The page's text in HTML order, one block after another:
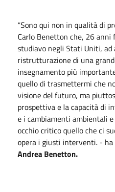
“Sono qui non in qualità di
Carlo Benetton che, 26
studiavo negli Stati Uniti,
ristrutturazione di una
insegnamento più
quello di trasmettermi che
visione del futuro, ma
prospettiva e la capacità di
e i cambiamenti ambientali
occhio critico quello che ci
opera i giusti interventi. - ha
Andrea Benetton.